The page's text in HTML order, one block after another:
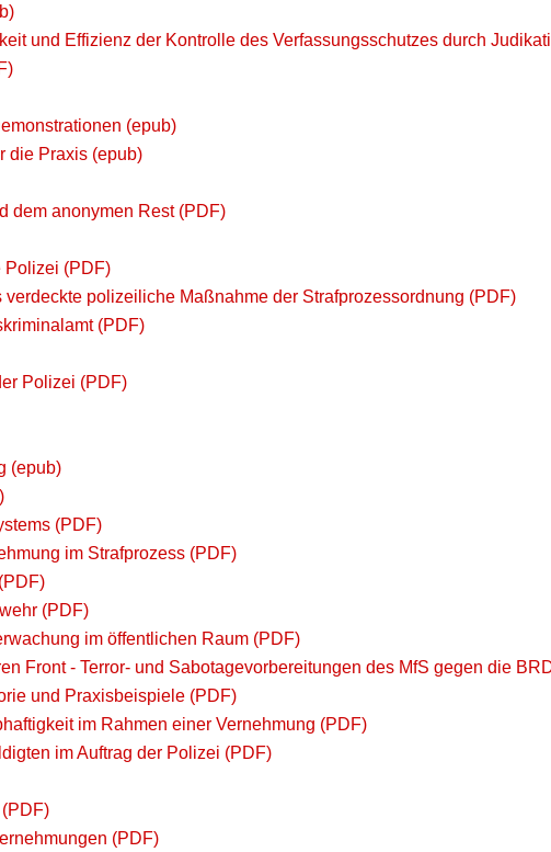
und Effizienz der Kontrolle des Verfassungsschutzes durch
(epub)
die Praxis (epub)
dem anonymen Rest (PDF)
Polizei (PDF)
polizeiliche Maßnahme der Strafprozessordnung (PDF)
(PDF)
Polizei (PDF)
(epub)
(PDF)
im Strafprozess (PDF)
(PDF)
im öffentlichen Raum (PDF)
Front - Terror- und Sabotagevorbereitungen des MfS gegen die
und Praxisbeispiele (PDF)
im Rahmen einer Vernehmung (PDF)
im Auftrag der Polizei (PDF)
(PDF)